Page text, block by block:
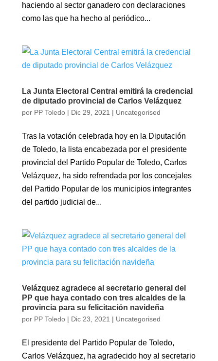
haciendo al sector ganadero con declaraciones
como las que ha hecho al periódico...
La Junta Electoral Central emitirá la credencial
de diputado provincial de Carlos Velázquez
por PP Toledo| Dic 29, 2021 | Uncategorised
Tras la votación celebrada hoy en la Diputación
de Toledo, la lista encabezada por el presidente
provincial del Partido Popular de Toledo, Carlos
Velázquez, ha sido refrendada por los concejales
del Partido Popular de los municipios integrantes
del partido judicial de...
Velázquez agradece al secretario general del
PP que haya contado con tres alcaldes de la
provincia para su felicitación navideña
por PP Toledo| Dic 23, 2021 | Uncategorised
El presidente del Partido Popular de Toledo,
Carlos Velázquez, ha agradecido hoy al secretario